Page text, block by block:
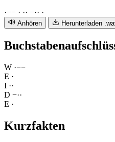
·−− · ·· −·· ·
Anhören Herunterladen
W ·−−
E ·
I ··
D −··
E ·
Kurzfakten